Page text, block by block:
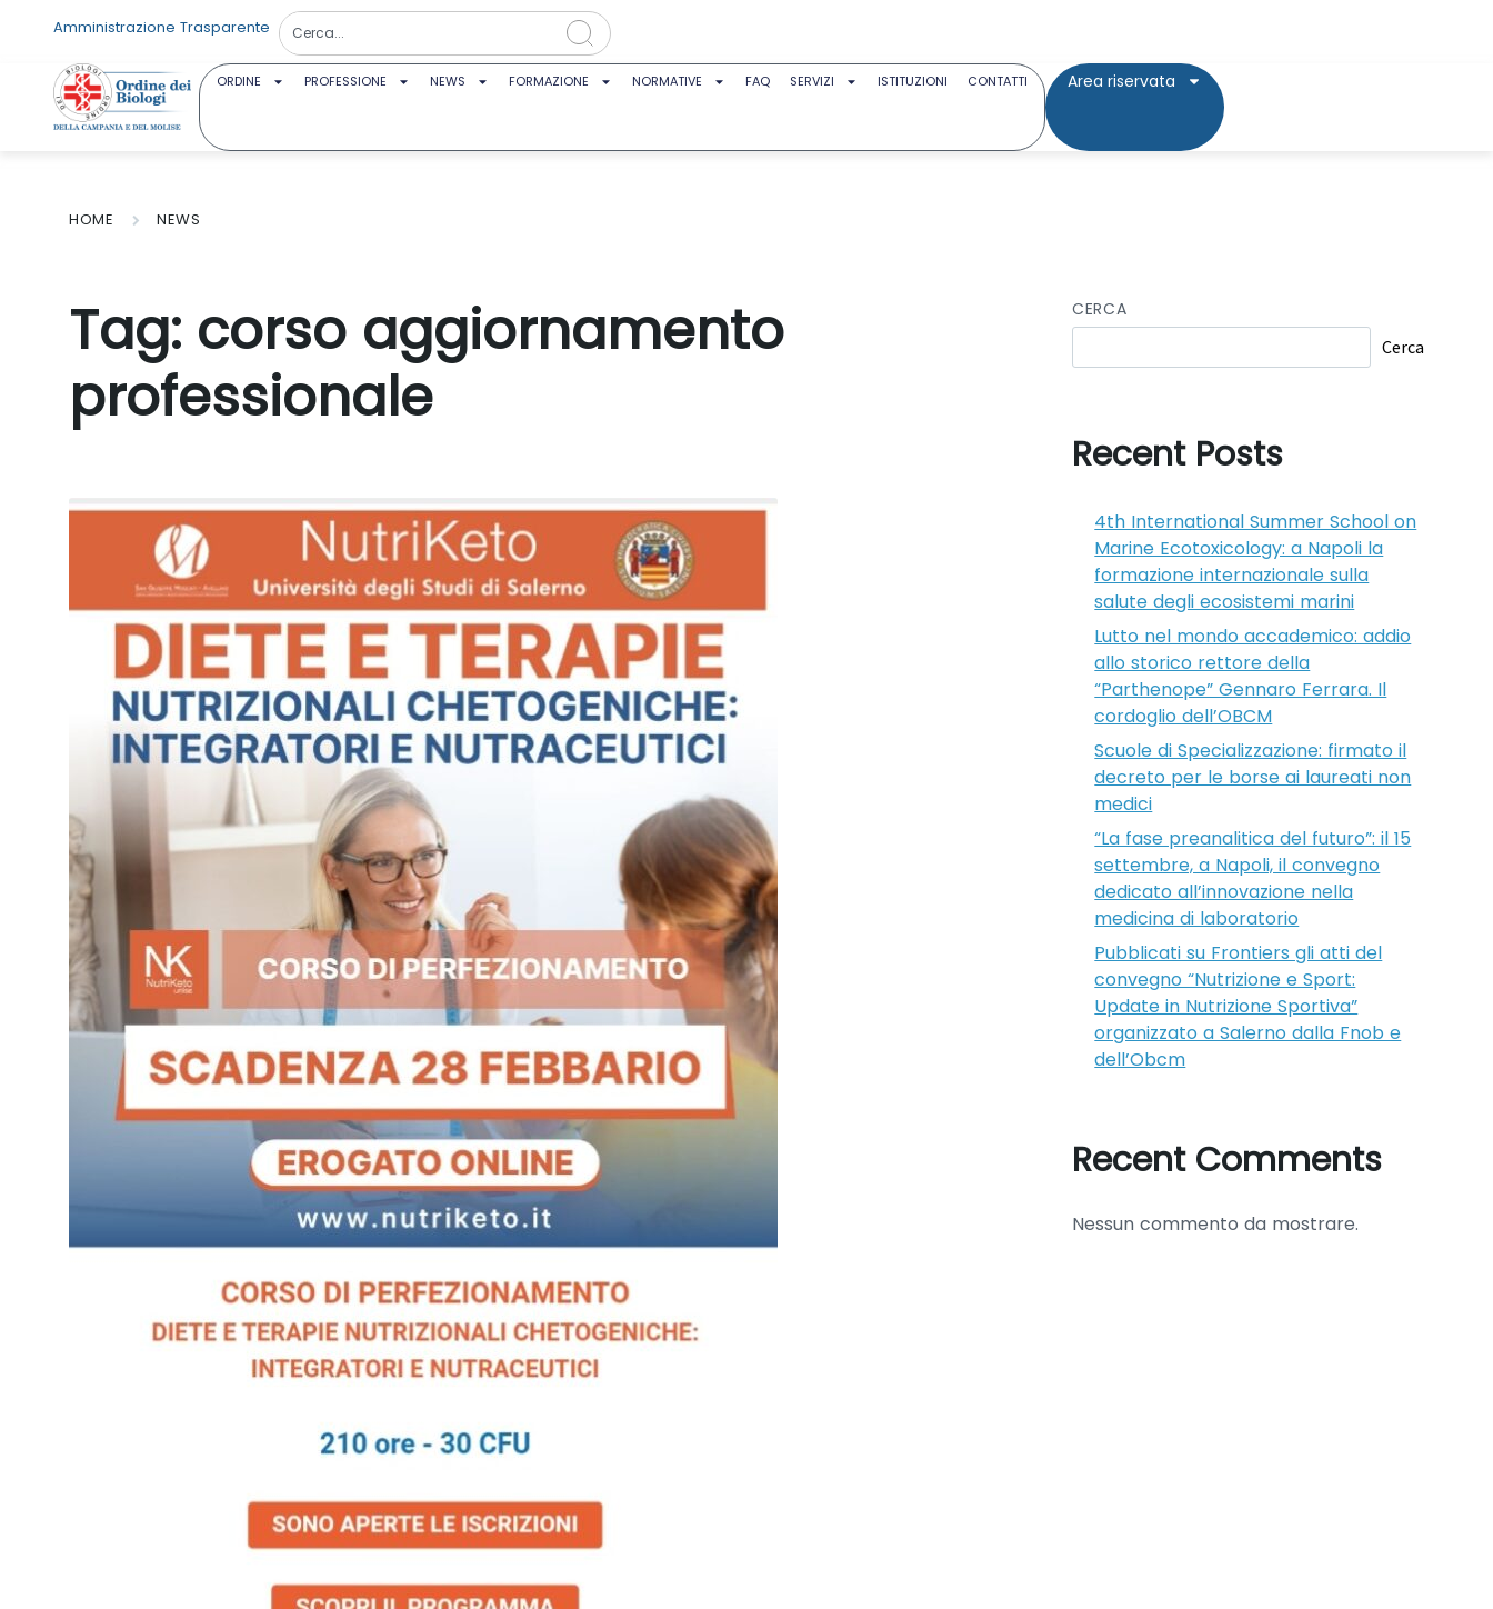
Amministrazione Trasparente
ORDINE PROFESSIONE NEWS FORMAZIONE NORMATIVE FAQ SERVIZI ISTITUZIONI CONTATTI Area riservata
HOME NEWS
Tag: corso aggiornamento
professionale
CERCA
Cerca
Recent Posts
4th International Summer School on
Marine Ecotoxicology: a Napoli la
formazione internazionale sulla
salute degli ecosistemi marini
Lutto nel mondo accademico: addio
allo storico rettore della
“Parthenope” Gennaro Ferrara. Il
cordoglio dell’OBCM
Scuole di Specializzazione: firmato il
decreto per le borse ai laureati non
medici
“La fase preanalitica del futuro”: il 15
settembre, a Napoli, il convegno
dedicato all’innovazione nella
medicina di laboratorio
Pubblicati su Frontiers gli atti del
convegno “Nutrizione e Sport:
Update in Nutrizione Sportiva”
organizzato a Salerno dalla Fnob e
dell’Obcm
Recent Comments
Nessun commento da mostrare.